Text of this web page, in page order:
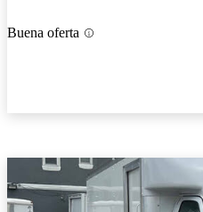
Buena oferta